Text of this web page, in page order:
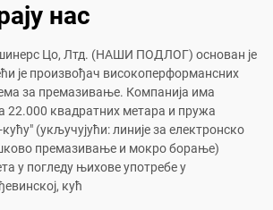
нас
Цо, Лтд. (НАШИ ПОДЛОГ) основан је
је произвођач високоперформансних
за премазивање. Компанија има
22.000 квадратних метара и пружа
(укључујући: линије за електронско
премазивање и мокро борање)
у погледу њихове употребе у
кућ